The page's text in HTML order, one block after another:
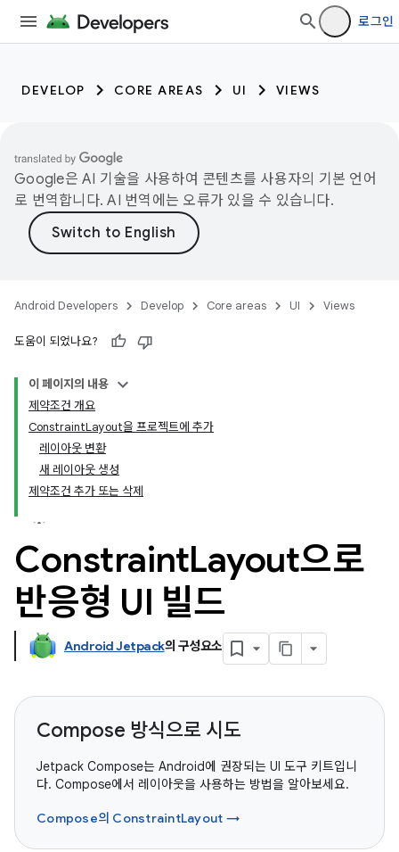
로그인
DEVELOP CORE AREAS UI VIEWS
Google은 AI 기술을 사용하여 콘텐츠를 사용자의 기본 언어
로 번역합니다. AI 번역에는 오류가 있을 수 있습니다.
Android Developers Develop Core areas UI Views
도움이 되었나요?
이 페이지의 내용
제약조건 개요
ConstraintLayout을 프로젝트에 추가
레이아웃 변환
새 레이아웃 생성
제약조건 추가 또는 삭제
ConstraintLayout으로
반응형 UI 빌드
Android Jetpack의 구성요소
Compose 방식으로 시도
Jetpack Compose는 Android에 권장되는 UI 도구 키트입니
다. Compose에서 레이아웃을 사용하는 방법을 알아보세요.
Compose의 ConstraintLayout →